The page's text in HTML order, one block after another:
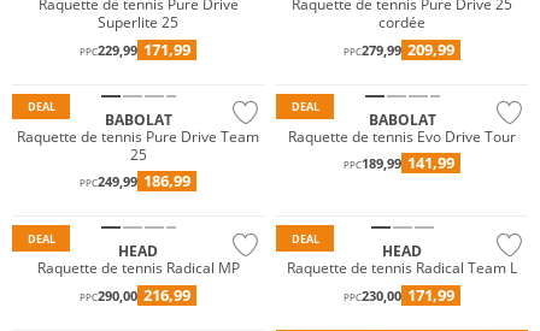
Raquette de tennis Pure Drive
Superlite 25
PPC229,99 171,99
Raquette de tennis Pure Drive 25
cordée
PPC279,99 209,99
DEAL
BABOLAT
Raquette de tennis Pure Drive Team
25
PPC249,99 186,99
DEAL
BABOLAT
Raquette de tennis Evo Drive Tour
PPC189,99 141,99
DEAL
HEAD
Raquette de tennis Radical MP
PPC290,00 216,99
DEAL
HEAD
Raquette de tennis Radical Team L
PPC230,00 171,99